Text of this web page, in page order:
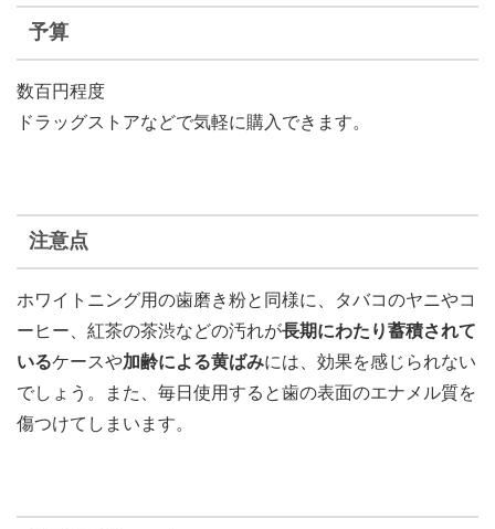
予算
数百円程度
ドラッグストアなどで気軽に購入できます。
注意点
ホワイトニング用の歯磨き粉と同様に、タバコのヤニやコ
ーヒー、紅茶の茶渋などの汚れが長期にわたり蓄積されて
いるケースや加齢による黄ばみには、効果を感じられない
でしょう。また、毎日使用すると歯の表面のエナメル質を
傷つけてしまいます。